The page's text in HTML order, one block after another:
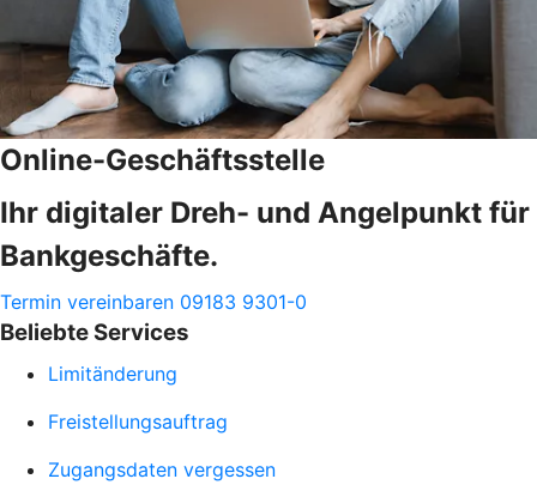
Online-Geschäftsstelle
Ihr digitaler Dreh- und Angelpunkt für
Bankgeschäfte.
Termin vereinbaren 09183 9301-0
Beliebte Services
Limitänderung
Freistellungsauftrag
Zugangsdaten vergessen